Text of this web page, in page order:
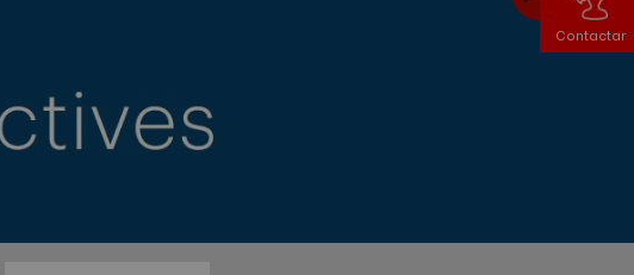
Contactar